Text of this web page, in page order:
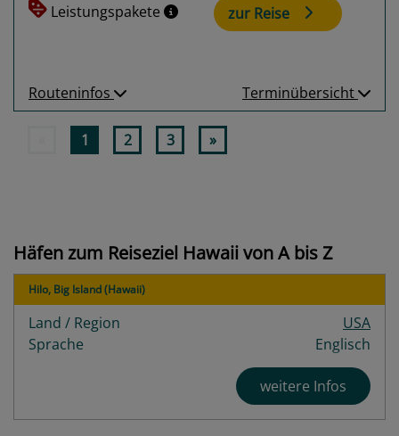
Leistungspakete
zur Reise
Routeninfos Terminübersicht
1 2 3 »
Häfen zum Reiseziel Hawaii von A bis Z
Hilo, Big Island (Hawaii)
Land / Region
USA
Sprache
Englisch
weitere Infos